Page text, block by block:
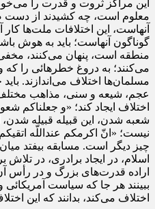
این مراكز ثروت و قدرت را
معلوم است، چه كشیدند از دست
آنهاست، این اختلافات ملت‌ها كار
گوناگون آنهاست؛ باید به هوش
منطقه است، پنهان می‌كنند،
می‌كنند؛ به دروغ خطرهائى را كه
مسلمان‌‌ها اختلاف مى‌اندازند.
عجم، شیعه و سنى، مذاهب
اختلاف ایجاد كند؛ «و جعلناكم
شعبه شدن، این قبیله قبیله شدن،
نیست؛ «انّ اكرمكم عنداللّه
چیز دیگر است. مسابقه بیفتد
اسلام، در ایجاد برادرى، در
اراده‌ قدرت‌هاى بزرگ و در رأس
ببینند هر جا كه سیاست
اختلاف می‌كند، بدانند كه این